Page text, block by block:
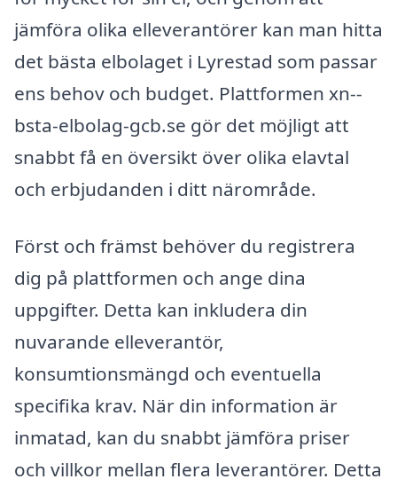
jämföra olika elleverantörer kan man hitta
det bästa elbolaget i Lyrestad som passar
ens behov och budget. Plattformen xn--
bsta-elbolag-gcb.se gör det möjligt att
snabbt få en översikt över olika elavtal
och erbjudanden i ditt närområde.
Först och främst behöver du registrera
dig på plattformen och ange dina
uppgifter. Detta kan inkludera din
nuvarande elleverantör,
konsumtionsmängd och eventuella
specifika krav. När din information är
inmatad, kan du snabbt jämföra priser
och villkor mellan flera leverantörer. Detta